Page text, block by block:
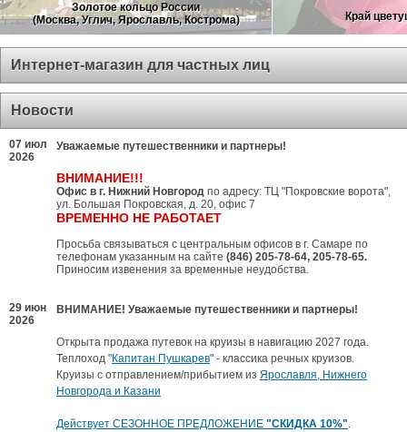
Золотое кольцо России
(Москва, Углич, Ярославль, Кострома)
Край
Интернет-магазин для частных лиц
Новости
07 июл
2026
Уважаемые путешественники и партнеры!
ВНИМАНИЕ!!!
Офис в г. Нижний Новгород по адресу: ТЦ "Покровские ворота",
ул. Большая Покровская, д. 20, офис 7
ВРЕМЕННО НЕ РАБОТАЕТ
Просьба связываться с центральным офисов в г. Самаре по
телефонам указанным на сайте (846) 205-78-64, 205-78-65.
Приносим извенения за временные неудобства.
29 июн
2026
ВНИМАНИЕ! Уважаемые путешественники и партнеры!
Открыта продажа путевок на круизы в навигацию 2027 года.
Теплоход "Капитан Пушкарев" - классика речных круизов.
Круизы с отправлением/прибытием из Ярославля, Нижнего
Новгорода и Казани
Действует СЕЗОННОЕ ПРЕДЛОЖЕНИЕ "СКИДКА 10%".